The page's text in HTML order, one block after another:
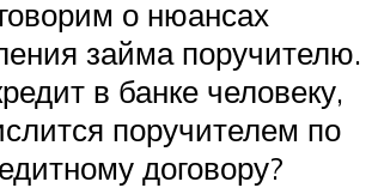
о нюансах
займа поручителю.
в банке человеку,
поручителем по
договору?